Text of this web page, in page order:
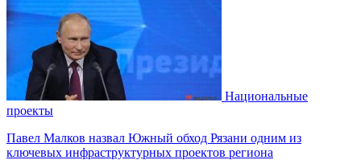
Национальные
проекты
Павел Малков назвал Южный обход Рязани одним из
ключевых инфраструктурных проектов региона